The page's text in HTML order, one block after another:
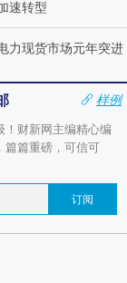
速转型
力现货市场元年突进
样例
！财新网主编精心编
篇篇重磅，可信可
订阅